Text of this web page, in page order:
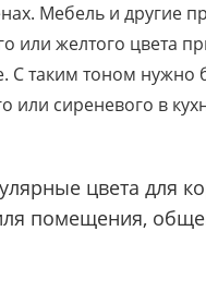
Мебель и другие
или желтого цвета
С таким тоном нужно
сиреневого в
цвета для
помещения,